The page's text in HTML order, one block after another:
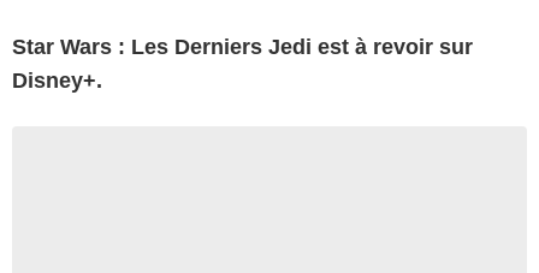
Star Wars : Les Derniers Jedi est à revoir sur
Disney+.